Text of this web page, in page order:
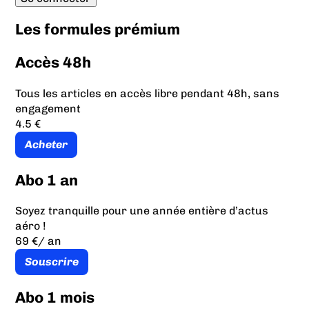
Les formules prémium
Accès 48h
Tous les articles en accès libre pendant 48h, sans
engagement
4.5 €
Acheter
Abo 1 an
Soyez tranquille pour une année entière d’actus
aéro !
69 €/ an
Souscrire
Abo 1 mois